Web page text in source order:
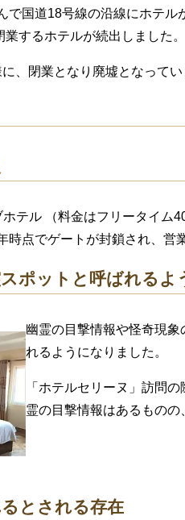
で国道18号線の沿線にホテ
するホテルが続出しました。
、閉業となり廃墟となってい
テル （料金はフリータイム
時点でゲートが封鎖され、営
ポットと呼ばれるよ
幽霊の目撃情報や怪奇現
れるようになりました。
「ホテルセリーヌ」訪問
霊の目撃情報はあるものの
とされる存在